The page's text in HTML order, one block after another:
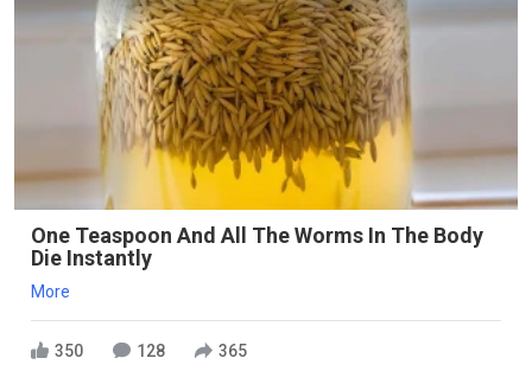
One Teaspoon And All The Worms In The Body
Die Instantly
More
350 128 365